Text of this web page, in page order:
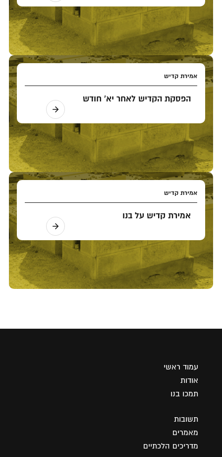
אמירת קדיש
הפסקת הקדיש לאחר יא' חודש
אמירת קדיש
אמירת קדיש על בנו
עמוד ראשי
אודות
תמכו בנו
תשובות
מאמרים
מדריכים הלכתיים